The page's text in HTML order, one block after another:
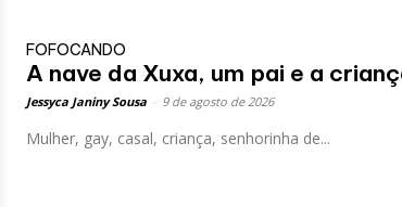
FOFOCANDO
A nave da Xuxa, um pai e a
Jessyca Janiny Sousa 9 de agosto de 2026
Mulher, gay, casal, criança, senhorinha de...